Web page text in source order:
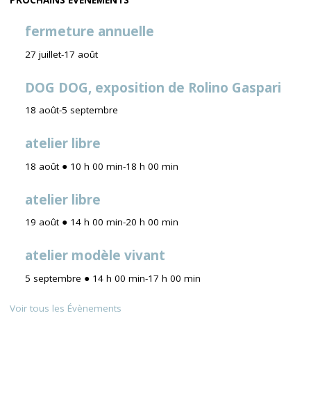
fermeture annuelle
27 juillet-17 août
DOG DOG, exposition de Rolino Gaspari
18 août-5 septembre
atelier libre
18 août ● 10 h 00 min-18 h 00 min
atelier libre
19 août ● 14 h 00 min-20 h 00 min
atelier modèle vivant
5 septembre ● 14 h 00 min-17 h 00 min
Voir tous les Évènements